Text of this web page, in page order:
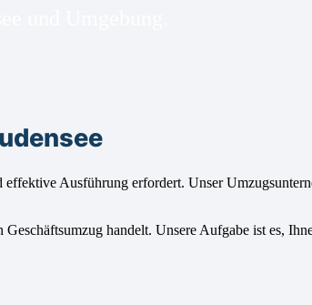
und Umgebung.
Ausführung erfordert. Unser
handelt. Unsere Aufgabe ist es,